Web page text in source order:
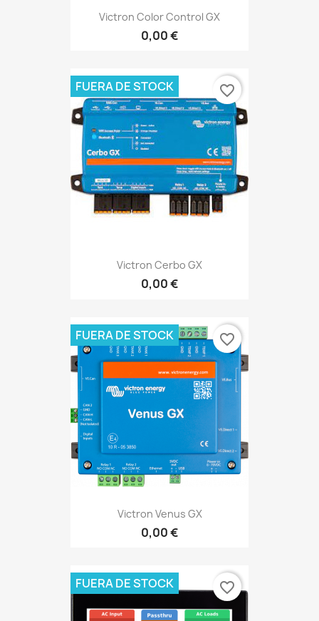
Victron Color Control GX
0,00 €
Victron Cerbo GX
0,00 €
FUERA DE STOCK favorite_border
Victron Venus GX
0,00 €
FUERA DE STOCK favorite_border
FUERA DE STOCK favorite_border